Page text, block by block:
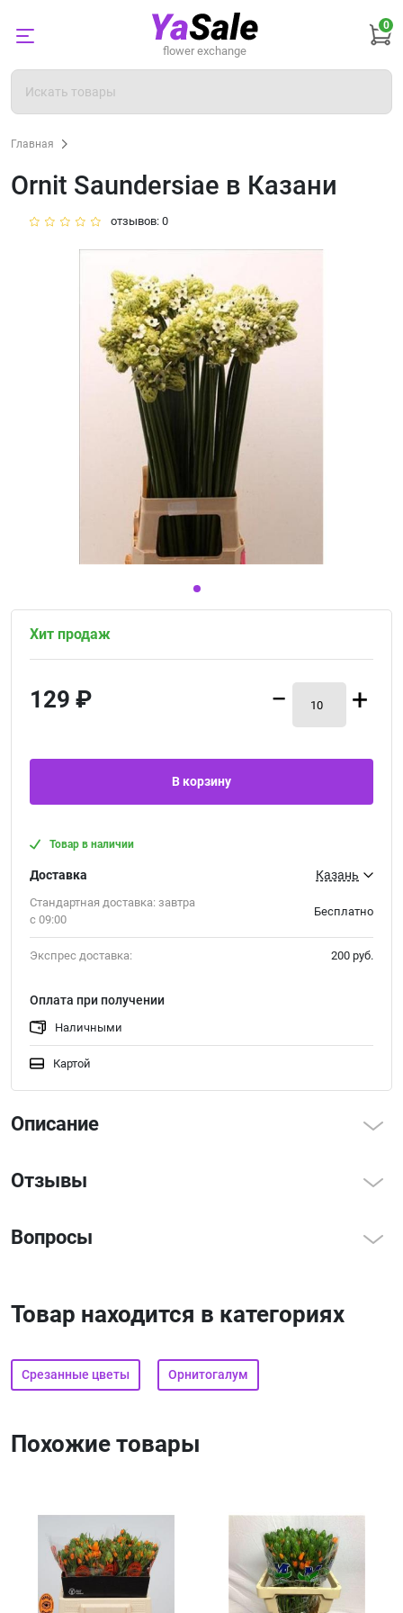
flower exchange
0
Главная
Ornit Saundersiae в Казани
отзывов: 0
1
Хит продаж
129 ₽ − +
В корзину
Товар в наличии
Доставка
Стандартная доставка: завтра
с 09:00
Бесплатно
Экспрес доставка: 200 руб.
Оплата при получении
Наличными
Картой
Описание
Отзывы
0из 5 (0)
Вопросы
Спросить
Товар находится в категориях
Срезанные цветы Орнитогалум
Похожие товары